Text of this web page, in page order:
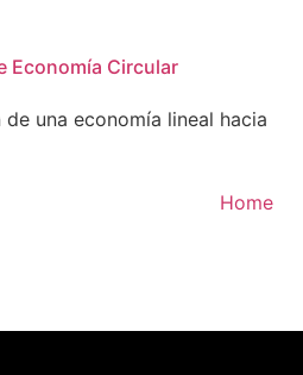
Economía Circular
una economía lineal hacia
Home